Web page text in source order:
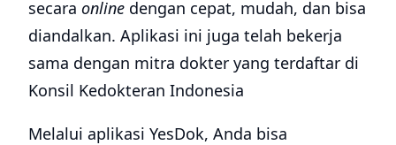
secara online dengan cepat, mudah, dan bisa
diandalkan. Aplikasi ini juga telah bekerja
sama dengan mitra dokter yang terdaftar di
Konsil Kedokteran Indonesia
Melalui aplikasi YesDok, Anda bisa